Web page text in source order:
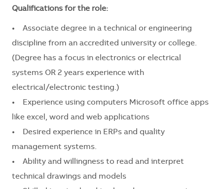
Qualifications for the role:
• Associate degree in a technical or engineering
discipline from an accredited university or college.
(Degree has a focus in electronics or electrical
systems OR 2 years experience with
electrical/electronic testing.)
• Experience using computers Microsoft office apps
like excel, word and web applications
• Desired experience in ERPs and quality
management systems.
• Ability and willingness to read and interpret
technical drawings and models